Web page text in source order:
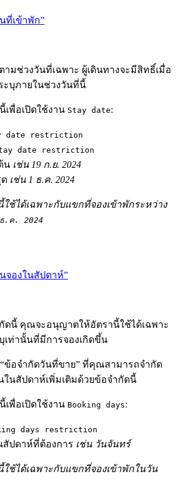
ที่เข้าพัก”
มช่วงวันที่เฉพาะ ผู้เดินทางจะมีสิทธิ์เมื่อ
ะบุภายในช่วงวันที่นี้
พื่อเปิดใช้งาน Stay date:
date restriction
date restriction
น เช่น 19 ก.ย. 2024
เช่น 1 ธ.ค. 2024
ช้ได้เฉพาะกับแขกที่จองเข้าพักระหว่าง
.ค. 2024
จองในสัปดาห์”
ดนี้ คุณจะอนุญาตให้อัตรานี้ใช้ได้เฉพาะ
ท่านั้นที่มีการจองเกิดขึ้น
ข้อจำกัดวันที่ขาย” ที่คุณสามารถจำกัด
ในสัปดาห์เพิ่มเติมด้วยข้อจำกัดนี้
พื่อเปิดใช้งาน Booking days:
days restriction
สัปดาห์ที่ต้องการ เช่น วันจันทร์
ช้ได้เฉพาะกับแขกที่จองเข้าพักในวัน